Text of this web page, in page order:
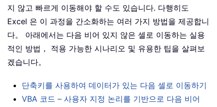
지 않고 빠르게 이동해야 할 수도 있습니다. 다행히도
Excel 은 이 과정을 간소화하는 여러 가지 방법을 제공합니
다。 아래에서는 다음 비어 있지 않은 셀로 이동하는 실용
적인 방법， 적용 가능한 시나리오 및 유용한 팁을 살펴보
겠습니다。
단축키를 사용하여 데이터가 있는 다음 셀로 이동하기
VBA 코드 – 사용자 지정 논리를 기반으로 다음 비어